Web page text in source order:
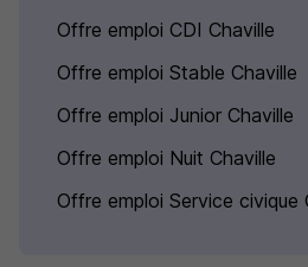
Offre emploi CDI Chaville
Offre emploi Stable Chaville
Offre emploi Junior Chaville
Offre emploi Nuit Chaville
Offre emploi Service civique